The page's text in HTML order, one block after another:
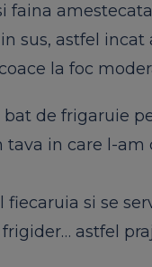
faina
sus, astfel incat
la foc
de frigaruie
tava in care l-am
fiecaruia si se
astfel